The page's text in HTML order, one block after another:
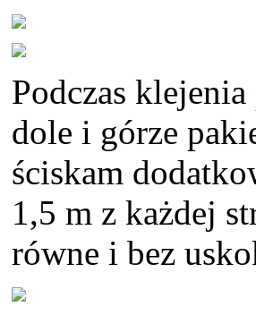
Podczas
dole i górze
ściskam
1,5 m z każdej
równe i bez